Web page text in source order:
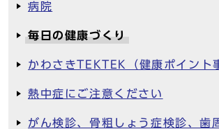
病院
毎日の健康づくり
かわさきTEKTEK（健康ポイント
熱中症にご注意ください
がん検診、骨粗しょう症検診、歯